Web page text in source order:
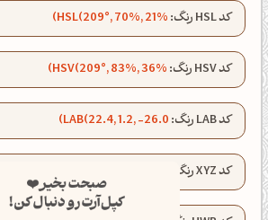
کد HSL رنگ: HSL(209°, 70%, 21%)
کد HSV رنگ: HSV(209°, 83%, 36%)
کد LAB رنگ: LAB(22.4, 1.2, -26.0)
کد XYZ رنگ:
صبحت بخیر❤️
کپل‌آرت رو دنبال کن!